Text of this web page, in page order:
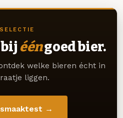
ééngoed bier.
welke bieren écht in
liggen.
→